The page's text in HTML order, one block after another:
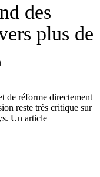
des
plus de
de réforme directement
reste très critique sur
Un article